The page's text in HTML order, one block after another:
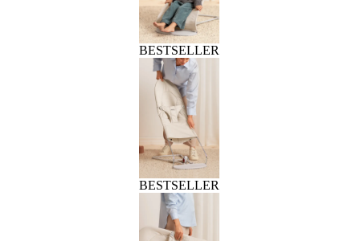
BESTSELLER
BESTSELLER